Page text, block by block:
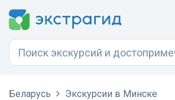
Беларусь Экскурсии в Минске